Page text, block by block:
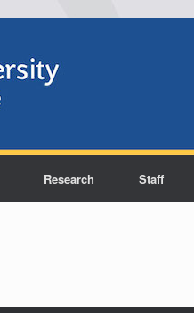
Research Staff